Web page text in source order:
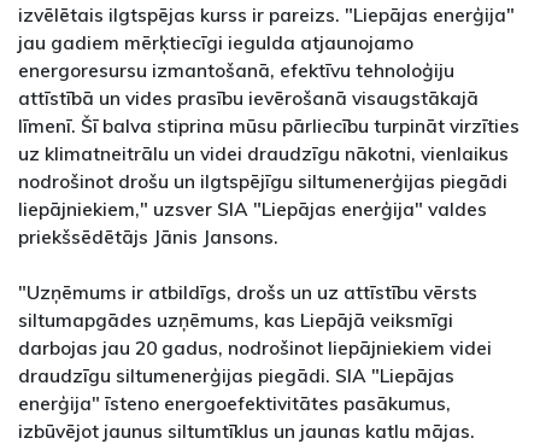
izvēlētais ilgtspējas kurss ir pareizs. "Liepājas enerģija"
jau gadiem mērķtiecīgi iegulda atjaunojamo
energoresursu izmantošanā, efektīvu tehnoloģiju
attīstībā un vides prasību ievērošanā visaugstākajā
līmenī. Šī balva stiprina mūsu pārliecību turpināt virzīties
uz klimatneitrālu un videi draudzīgu nākotni, vienlaikus
nodrošinot drošu un ilgtspējīgu siltumenerģijas piegādi
liepājniekiem," uzsver SIA "Liepājas enerģija" valdes
priekšsēdētājs Jānis Jansons.
"Uzņēmums ir atbildīgs, drošs un uz attīstību vērsts
siltumapgādes uzņēmums, kas Liepājā veiksmīgi
darbojas jau 20 gadus, nodrošinot liepājniekiem videi
draudzīgu siltumenerģijas piegādi. SIA "Liepājas
enerģija" īsteno energoefektivitātes pasākumus,
izbūvējot jaunus siltumtīklus un jaunas katlu mājas.